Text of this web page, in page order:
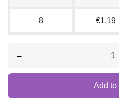
8 €1.19
–
Add to